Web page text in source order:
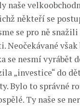
někteří se
se pro ně
však
nesmí vyrábět
„investice“ do
Bylo to správné
Ty naše se